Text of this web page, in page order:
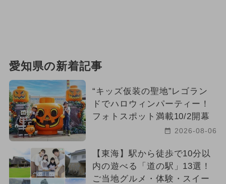
愛知県の新着記事
“キッズ仮装の聖地”レゴラン
ドでハロウィンパーティー！
フォトスポット満載10/2開幕
2026-08-06
【東海】駅から徒歩で10分以
内の遊べる「道の駅」13選！
ご当地グルメ・体験・スイー